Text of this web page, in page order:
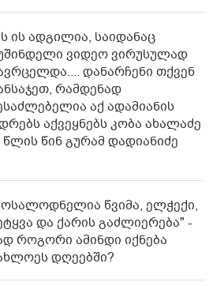
ის ადგილია, საიდანაც
ვიდეო ვირუსულად
დანარჩენი თქვენ
რამდენად
აქ ადამიანის
აქვეყნებს კობა ახალაძე
წინ გურამ დადიანიძე
წვიმა, ელჭექი,
და ქარის გაძლიერება" -
როგორი ამინდი იქნება
დღეებში?